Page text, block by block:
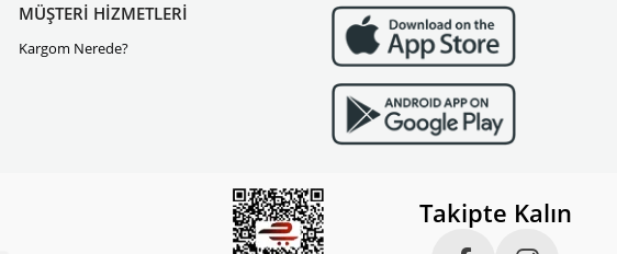
MÜŞTERİ HİZMETLERİ
Kargom Nerede?
Takipte Kalın